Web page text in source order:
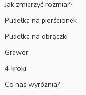
Jak zmierzyć rozmiar?
Pudełka na pierścionek
Pudełka na obrączki
Grawer
4 kroki
Co nas wyróżnia?